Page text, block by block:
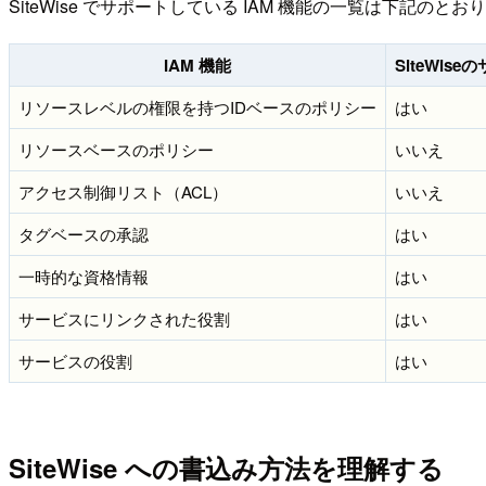
SiteWise でサポートしている IAM 機能の一覧は下記のとおり
IAM 機能 SiteWiseの
リソースレベルの権限を持つIDベースのポリシー
はい
リソースベースのポリシー
いいえ
アクセス制御リスト（ACL）
いいえ
タグベースの承認
はい
一時的な資格情報
はい
サービスにリンクされた役割
はい
サービスの役割
はい
SiteWise への書込み方法を理解する